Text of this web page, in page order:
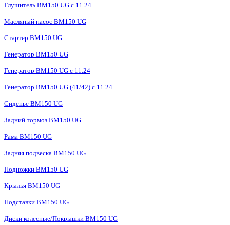
Глушитель BM150 UG с 11.24
Масляный насос BM150 UG
Стартер BM150 UG
Генератор BM150 UG
Генератор BM150 UG с 11.24
Генератор BM150 UG (41/42) с 11.24
Сиденье BM150 UG
Задний тормоз BM150 UG
Рама BM150 UG
Задняя подвеска BM150 UG
Подножки BM150 UG
Крылья BM150 UG
Подставки BM150 UG
Диски колесные/Покрышки BM150 UG